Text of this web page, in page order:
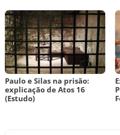
Paulo e Silas na prisão:
explicação de Atos 16
(Estudo)